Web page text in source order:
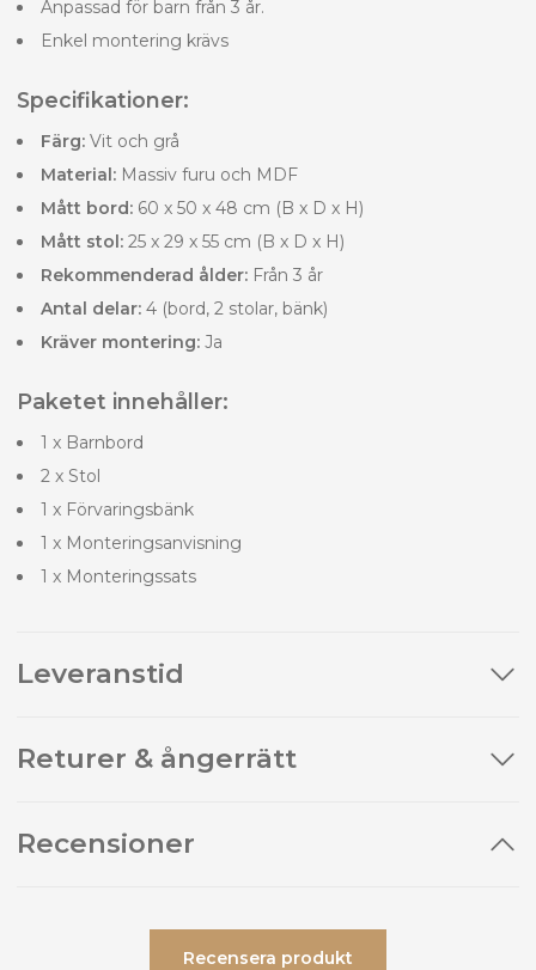
Anpassad för barn från 3 år.
Enkel montering krävs
Specifikationer:
Färg: Vit och grå
Material: Massiv furu och MDF
Mått bord: 60 x 50 x 48 cm (B x D x H)
Mått stol: 25 x 29 x 55 cm (B x D x H)
Rekommenderad ålder: Från 3 år
Antal delar: 4 (bord, 2 stolar, bänk)
Kräver montering: Ja
Paketet innehåller:
1 x Barnbord
2 x Stol
1 x Förvaringsbänk
1 x Monteringsanvisning
1 x Monteringssats
Leveranstid
Returer & ångerrätt
Recensioner
Recensera produkt